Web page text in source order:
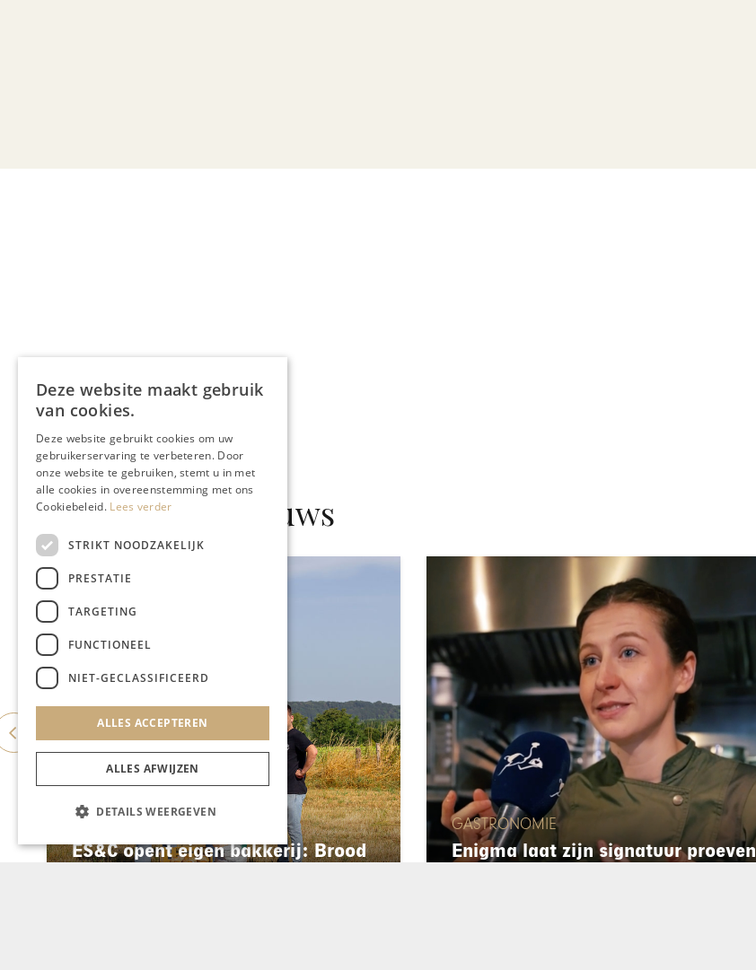
Gerelateerd nieuws
GASTRONOMIE
ES&C opent eigen bakkerij: Brood
GASTRONOMIE
Enigma laat zijn signatuur proeven
Deze website maakt gebruik
van cookies.
Deze website gebruikt cookies om uw
gebruikerservaring te verbeteren. Door
onze website te gebruiken, stemt u in met
alle cookies in overeenstemming met ons
Cookiebeleid. Lees verder
STRIKT NOODZAKELIJK
PRESTATIE
TARGETING
FUNCTIONEEL
NIET-GECLASSIFICEERD
ALLES ACCEPTEREN
ALLES AFWIJZEN
DETAILS WEERGEVEN